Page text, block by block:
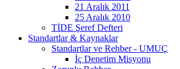
21 Aralık 2011
25 Aralık 2010
TİDE Şeref Defteri
Standartlar & Kaynaklar
Standartlar ve Rehber - UMUÇ
İç Denetim Misyonu